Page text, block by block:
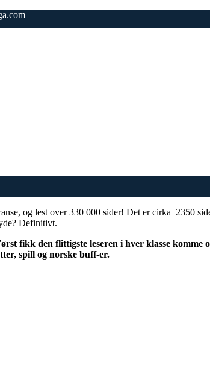
og lest over 330 000 sider! Det er cirka 2350
Definitivt.
fikk den flittigste leseren i hver klasse komme
spill og norske buff-er.